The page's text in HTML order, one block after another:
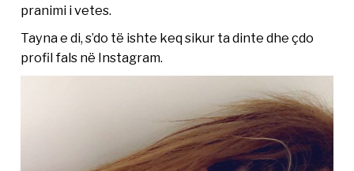
pranimi i vetes.
Tayna e di, s’do të ishte keq sikur ta dinte dhe çdo
profil fals në Instagram.